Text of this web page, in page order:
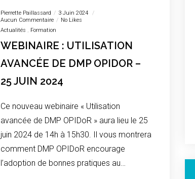
Pierrette Paillassard
3 Juin 2024
Aucun Commentaire
No Likes
Actualités
Formation
WEBINAIRE : UTILISATION
AVANCÉE DE DMP OPIDOR –
25 JUIN 2024
Ce nouveau webinaire « Utilisation
avancée de DMP OPIDoR » aura lieu le 25
juin 2024 de 14h à 15h30. Il vous montrera
comment DMP OPIDoR encourage
l’adoption de bonnes pratiques au…